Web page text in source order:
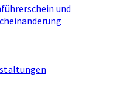
und